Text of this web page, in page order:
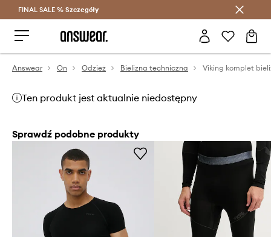
Oszczędzaj z Answear Club >
FINAL SALE % Szczegóły
Answear On Odzież Bielizna techniczna
Ten produkt jest aktualnie niedostępny
Sprawdź podobne produkty